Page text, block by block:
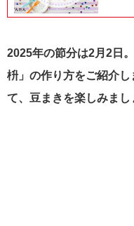
2025年の節分は2月2日
枡」の作り方をご紹介
て、豆まきを楽しみまし